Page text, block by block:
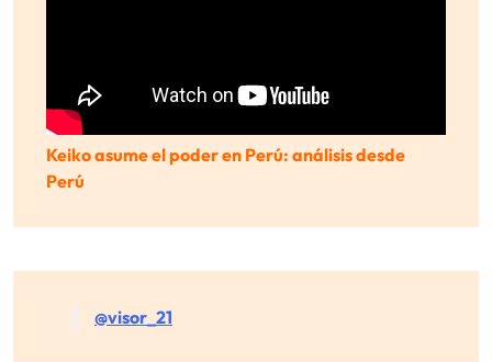
Keiko asume el poder en Perú: análisis desde
Perú
@visor_21